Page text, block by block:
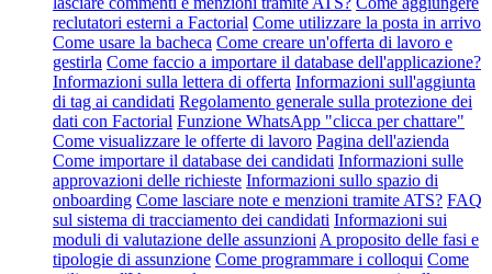
reclutatori esterni a Factorial Come utilizzare la posta in arrivo
Come usare la bacheca Come creare un'offerta di lavoro e
gestirla Come faccio a importare il database dell'applicazione?
Informazioni sulla lettera di offerta Informazioni sull'aggiunta
di tag ai candidati Regolamento generale sulla protezione dei
dati con Factorial Funzione WhatsApp "clicca per chattare"
Come visualizzare le offerte di lavoro Pagina dell'azienda
Come importare il database dei candidati Informazioni sulle
approvazioni delle richieste Informazioni sullo spazio di
onboarding Come lasciare note e menzioni tramite ATS? FAQ
sul sistema di tracciamento dei candidati Informazioni sui
moduli di valutazione delle assunzioni A proposito delle fasi e
tipologie di assunzione Come programmare i colloqui Come